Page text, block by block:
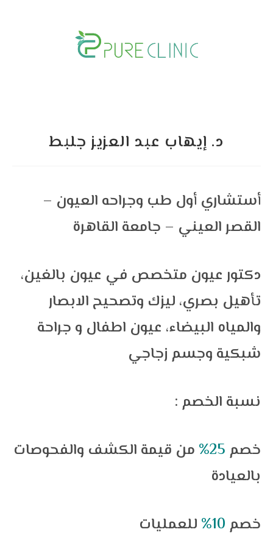
د. إيهاب عبد العزيز جلبط
أستشاري أول طب وجراحه العيون –
القصر العيني – جامعة القاهرة
دكتور عيون متخصص في عيون بالغين،
تأهيل بصري، ليزك وتصحيح الابصار
والمياه البيضاء، عيون اطفال و جراحة
شبكية وجسم زجاجي
: نسبة الخصم
خصم 25%
من قيمة الكشف والفحوصات
بالعيادة
خصم 10% للعمليات